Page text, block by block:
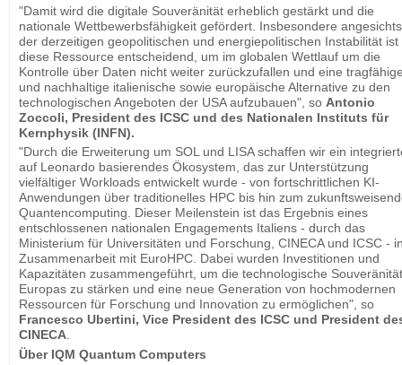
"Damit wird die digitale Souveränität erheblich gestärkt und die
nationale Wettbewerbsfähigkeit gefördert. Insbesondere angesichts
der derzeitigen geopolitischen und energiepolitischen Instabilität ist
diese Ressource entscheidend, um im globalen Wettlauf um die
Kontrolle über Daten nicht weiter zurückzufallen und eine
und nachhaltige italienische sowie europäische Alternative zu den
technologischen Angeboten der USA aufzubauen", so Antonio
Zoccoli, President des ICSC und des Nationalen Instituts für
Kernphysik (INFN).
"Durch die Erweiterung um SOL und LISA schaffen wir ein
auf Leonardo basierendes Ökosystem, das zur Unterstützung
vielfältiger Workloads entwickelt wurde - von fortschrittlichen KI-
Anwendungen über traditionelles HPC bis hin zum
Quantencomputing. Dieser Meilenstein ist das Ergebnis eines
entschlossenen nationalen Engagements Italiens - durch das
Ministerium für Universitäten und Forschung, CINECA und ICSC -
Zusammenarbeit mit EuroHPC. Dabei wurden Investitionen und
Kapazitäten zusammengeführt, um die technologische Souveränität
Europas zu stärken und eine neue Generation von hochmodernen
Ressourcen für Forschung und Innovation zu ermöglichen", so
Francesco Ubertini, Vice President des ICSC und President
CINECA.
Über IQM Quantum Computers